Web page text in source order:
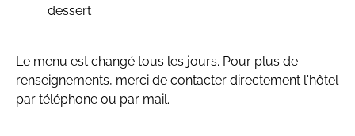
dessert
Le menu est changé tous les jours. Pour plus de
renseignements, merci de contacter directement l'hôtel
par téléphone ou par mail.